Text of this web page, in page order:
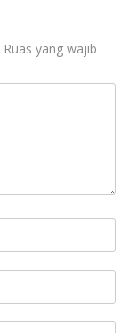
Ruas yang wajib